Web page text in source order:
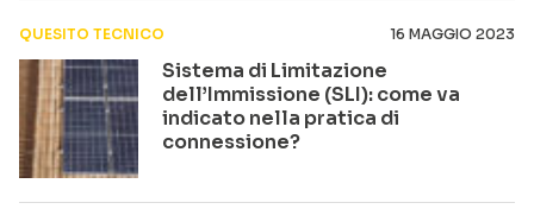
QUESITO TECNICO 16 MAGGIO 2023
Sistema di Limitazione
dell’Immissione (SLI): come va
indicato nella pratica di
connessione?